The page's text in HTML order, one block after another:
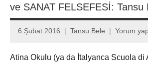
ve SANAT FELSEFESİ: Tansu
6 Şubat 2016 Tansu Bele Yorum
Atina Okulu (ya da İtalyanca Scuola di